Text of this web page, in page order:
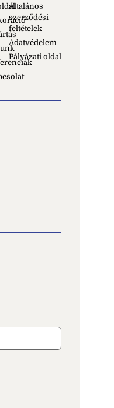
Általános
szerződési
feltételek
Adatvédelem
Pályázati oldal